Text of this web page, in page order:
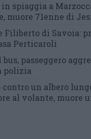
spiaggia a
muore 71enne di
Filiberto di Savoia:
Perticaroli
bus, passeggero
polizia
un albero
al volante, muore